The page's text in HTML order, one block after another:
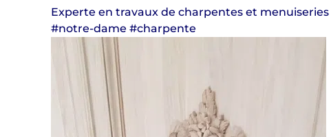
Experte en travaux de charpentes et menuiseries
#notre-dame #charpente